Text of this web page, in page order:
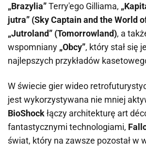
„Brazylia”Terry'ego Gilliama,
jutra” (Sky Captain and the World
„Jutroland” (Tomorrowland), a
wspomniany „Obcy”, który stał się
najlepszych przykładów
W świecie gier wideo
jest wykorzystywana nie mniej
BioShockłączy architekturę art
fantastycznymi technologiami,
świat, który na zawsze pozostał w